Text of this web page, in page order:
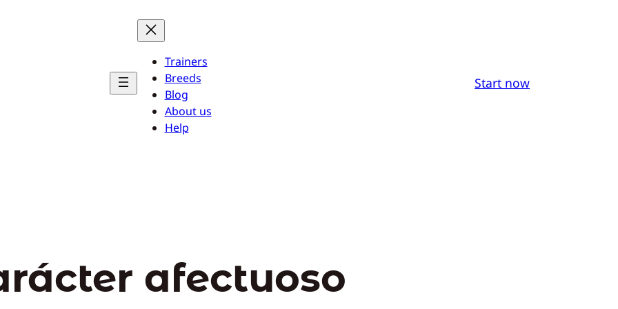
Trainers
Breeds
Blog
About us
Help
Start now
afectuoso